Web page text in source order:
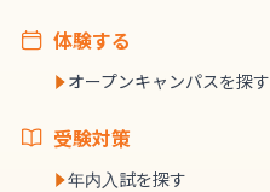
体験する
オープンキャンパスを探す
受験対策
年内入試を探す